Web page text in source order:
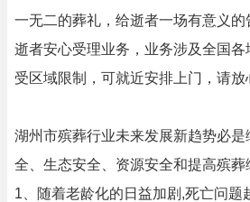
一无二的葬礼，给逝者一场有意义的
逝者安心受理业务，业务涉及全国
受区域限制，可就近安排上门，请放
湖州市殡葬行业未来发展新趋势必
全、生态安全、资源安全和提高殡葬
1、随着老龄化的日益加剧,死亡问题